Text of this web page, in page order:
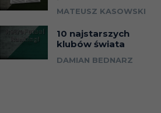
MATEUSZ KASOWSKI
10 najstarszych
klubów świata
DAMIAN BEDNARZ